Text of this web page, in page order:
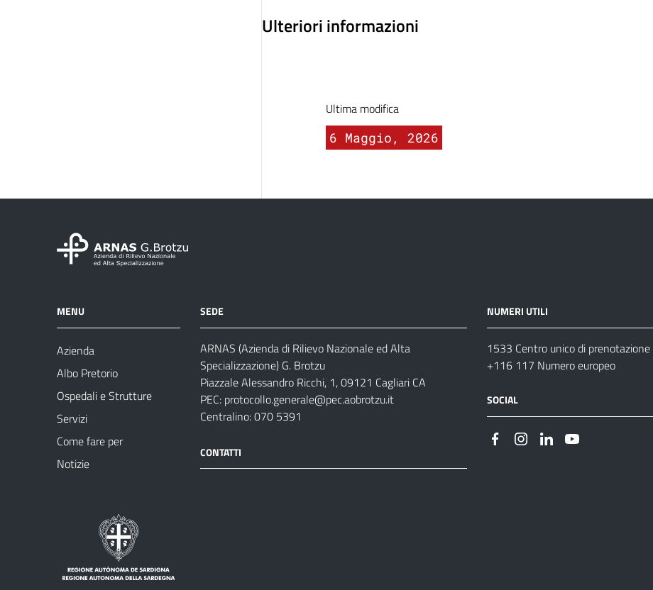
Ulteriori informazioni
Ultima modifica
6 Maggio, 2026
MENU
Azienda
Albo Pretorio
Ospedali e Strutture
Servizi
Come fare per
Notizie
SEDE
ARNAS (Azienda di Rilievo Nazionale ed Alta
Specializzazione) G. Brotzu
Piazzale Alessandro Ricchi, 1, 09121 Cagliari CA
PEC: protocollo.generale@pec.aobrotzu.it
Centralino: 070 5391
CONTATTI
NUMERI UTILI
1533 Centro unico di prenotazione
+116 117 Numero europeo
SOCIAL